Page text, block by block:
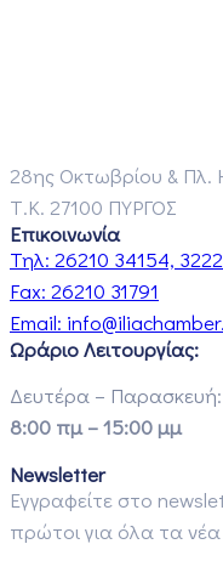
28ης Οκτωβρίου &
Τ.Κ. 27100 ΠΥΡΓΟΣ
Επικοινωνία
Τηλ: 26210 34154,
Fax: 26210 31791
Email:
Ωράριο Λειτουργίας:
Δευτέρα – Παρασκευή:
8:00 πμ – 15:00 μμ
Newsletter
Εγγραφείτε στο
πρώτοι για όλα τα